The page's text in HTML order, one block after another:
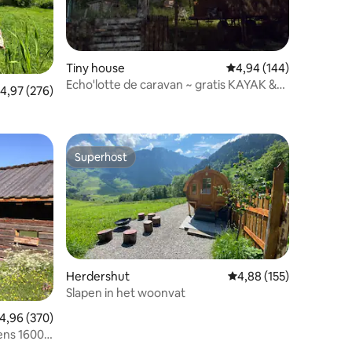
beoordeling van 4,97 op 5, 276 recensies
4,97 (276)
Tiny house Gemiddelde
4,94 (144)
Echo'lotte de caravan ~ gratis KAYAK &
beoordeling van 4,96 op 5, 370 recensies
4,96 (370)
1600
Superhost
Superhost
Herdershut Gemiddelde
4,88 (155)
Slapen in het woonvat